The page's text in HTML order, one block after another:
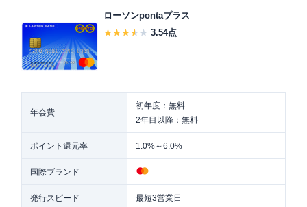
ローソンpontaプラス
3.54点
年会費
初年度：無料
2年目以降：無料
ポイント還元率 1.0%～6.0%
国際ブランド
発行スピード 最短3営業日